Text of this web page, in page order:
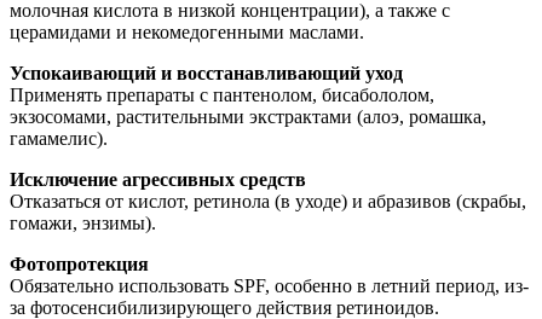
молочная кислота в низкой концентрации), а также с
церамидами и некомедогенными маслами.
Успокаивающий и восстанавливающий уход
Применять препараты с пантенолом, бисабололом,
экзосомами, растительными экстрактами (алоэ, ромашка,
гамамелис).
Исключение агрессивных средств
Отказаться от кислот, ретинола (в уходе) и абразивов (скрабы,
гомажи, энзимы).
Фотопротекция
Обязательно использовать SPF, особенно в летний период, из-
за фотосенсибилизирующего действия ретиноидов.